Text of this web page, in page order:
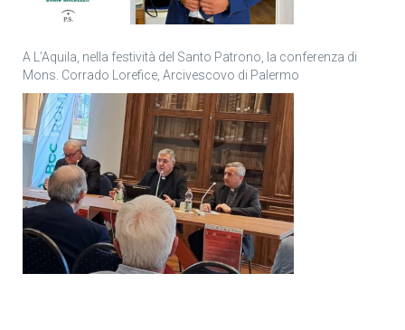
A L’Aquila, nella festività del Santo Patrono, la conferenza di
Mons. Corrado Lorefice, Arcivescovo di Palermo